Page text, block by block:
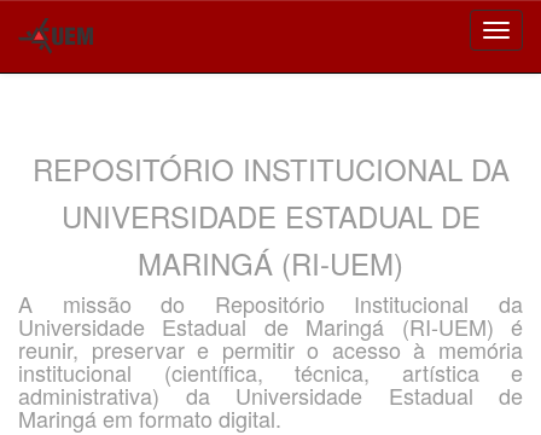
REPOSITÓRIO INSTITUCIONAL DA
UNIVERSIDADE ESTADUAL DE
MARINGÁ (RI-UEM)
A missão do Repositório Institucional da
Universidade Estadual de Maringá (RI-UEM) é
reunir, preservar e permitir o acesso à memória
institucional (científica, técnica, artística e
administrativa) da Universidade Estadual de
Maringá em formato digital.